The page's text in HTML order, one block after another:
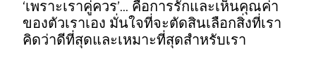
‘เพราะเราคู่ควร’... คือการรักและเห็นคุณค่า
ของตัวเราเอง มั่นใจที่จะตัดสินเลือกสิ่งที่เรา
คิดว่าดีที่สุดและเหมาะที่สุดสำหรับเรา